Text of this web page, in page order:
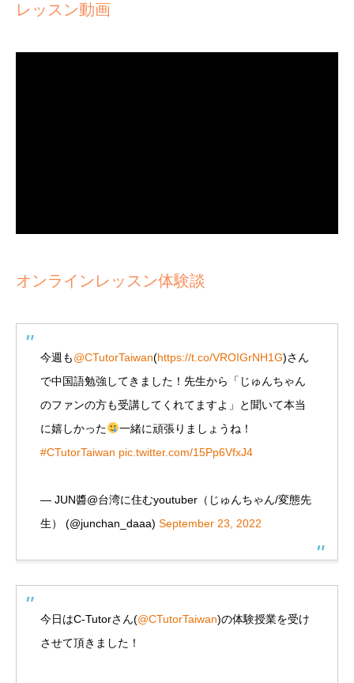
レッスン動画
オンラインレッスン体験談
今週も@CTutorTaiwan(https://t.co/VROIGrNH1G)さん
で中国語勉強してきました！先生から「じゅんちゃん
のファンの方も受講してくれてますよ」と聞いて本当
に嬉しかった
一緒に頑張りましょうね！
#CTutorTaiwan pic.twitter.com/15Pp6VfxJ4
— JUN醬@台湾に住むyoutuber（じゅんちゃん/変態先
生） (@junchan_daaa) September 23, 2022
今日はC-Tutorさん(@CTutorTaiwan)の体験授業を受け
させて頂きました！